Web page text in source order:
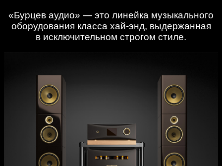
«Бурцев аудио» — это линейка музыкального
оборудования класса хай-энд, выдержанная
в исключительном строгом стиле.